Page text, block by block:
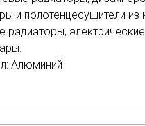
и полотенцесушители
радиаторы,
Алюминий